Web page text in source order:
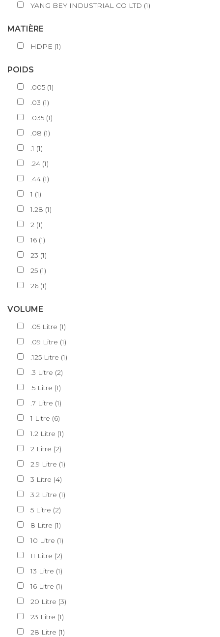
YANG BEY INDUSTRIAL CO LTD (1)
MATIÈRE
HDPE (1)
POIDS
.005 (1)
.03 (1)
.035 (1)
.08 (1)
.1 (1)
.24 (1)
.44 (1)
1 (1)
1.28 (1)
2 (1)
16 (1)
23 (1)
25 (1)
26 (1)
VOLUME
.05 Litre (1)
.09 Litre (1)
.125 Litre (1)
.3 Litre (2)
.5 Litre (1)
.7 Litre (1)
1 Litre (6)
1.2 Litre (1)
2 Litre (2)
2.9 Litre (1)
3 Litre (4)
3.2 Litre (1)
5 Litre (2)
8 Litre (1)
10 Litre (1)
11 Litre (2)
13 Litre (1)
16 Litre (1)
20 Litre (3)
23 Litre (1)
28 Litre (1)